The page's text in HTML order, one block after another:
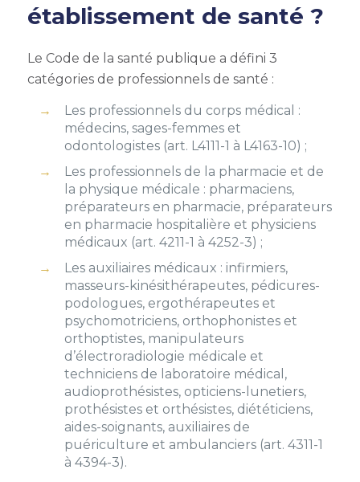
établissement de santé ?
Le Code de la santé publique a défini 3
catégories de professionnels de santé :
Les professionnels du corps médical :
médecins, sages-femmes et
odontologistes (art. L4111-1 à L4163-10) ;
Les professionnels de la pharmacie et de
la physique médicale : pharmaciens,
préparateurs en pharmacie, préparateurs
en pharmacie hospitalière et physiciens
médicaux (art. 4211-1 à 4252-3) ;
Les auxiliaires médicaux : infirmiers,
masseurs-kinésithérapeutes, pédicures-
podologues, ergothérapeutes et
psychomotriciens, orthophonistes et
orthoptistes, manipulateurs
d’électroradiologie médicale et
techniciens de laboratoire médical,
audioprothésistes, opticiens-lunetiers,
prothésistes et orthésistes, diététiciens,
aides-soignants, auxiliaires de
puériculture et ambulanciers (art. 4311-1
à 4394-3).